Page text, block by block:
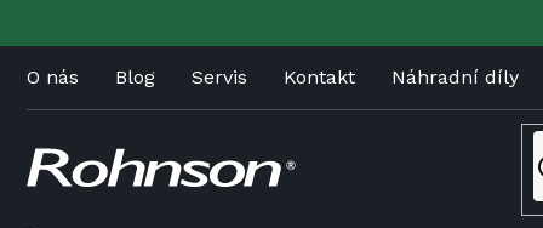
O nás Blog Servis Kontakt Náhradní díly